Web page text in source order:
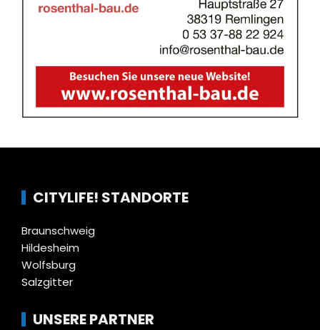
CITYLIFE! STANDORTE
Braunschweig
Hildesheim
Wolfsburg
Salzgitter
UNSERE PARTNER